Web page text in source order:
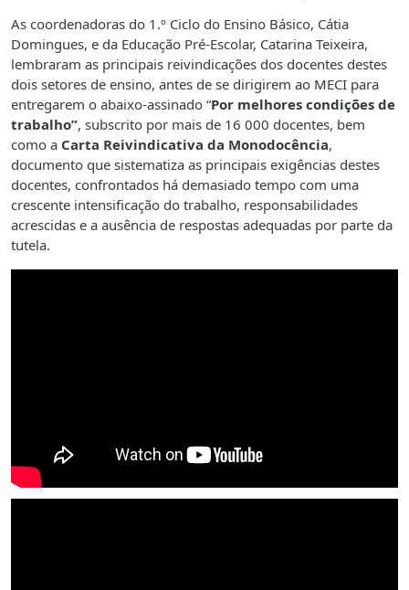
As coordenadoras do 1.º Ciclo do Ensino Básico, Cátia
Domingues, e da Educação Pré-Escolar, Catarina Teixeira,
lembraram as principais reivindicações dos docentes destes
dois setores de ensino, antes de se dirigirem ao MECI para
entregarem o abaixo-assinado “Por melhores condições de
trabalho”, subscrito por mais de 16 000 docentes, bem
como a Carta Reivindicativa da Monodocência,
documento que sistematiza as principais exigências destes
docentes, confrontados há demasiado tempo com uma
crescente intensificação do trabalho, responsabilidades
acrescidas e a ausência de respostas adequadas por parte da
tutela.